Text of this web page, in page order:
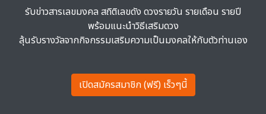
รับข่าวสารเลขมงคล สถิติเลขดัง ดวงรายวัน รายเดือน รายปี
พร้อมแนะนำวิธีเสริมดวง
ลุ้นรับรางวัลจากกิจกรรมเสริมความเป็นมงคลให้กับตัวท่านเอง
เปิดสมัครสมาชิก (ฟรี) เร็วๆนี้